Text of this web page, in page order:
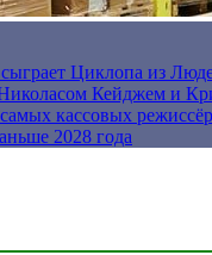
Циклопа из
Кейджем и
кассовых
2028 года